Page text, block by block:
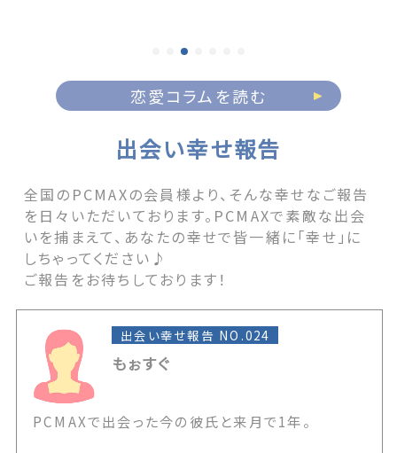
post モテる男への近道は
いマッチングサイト
ンドセット first
サイトPCMAX.
恋愛コラムを読む
出会い幸せ報告
全国のPCMAXの会員様より、そんな幸せなご報告
を日々いただいております。PCMAXで素敵な出会
いを捕まえて、あなたの幸せで皆一緒に「幸せ」に
しちゃってください♪
ご報告をお待ちしております！
出会い幸せ報告 NO.024
もぉすぐ
PCMAXで出会った今の彼氏と来月で1年。